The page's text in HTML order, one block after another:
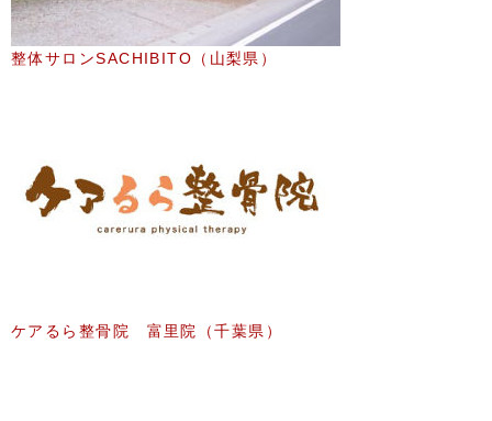
整体サロンSACHIBITO（山梨県）
ケアるら整骨院 富里院（千葉県）